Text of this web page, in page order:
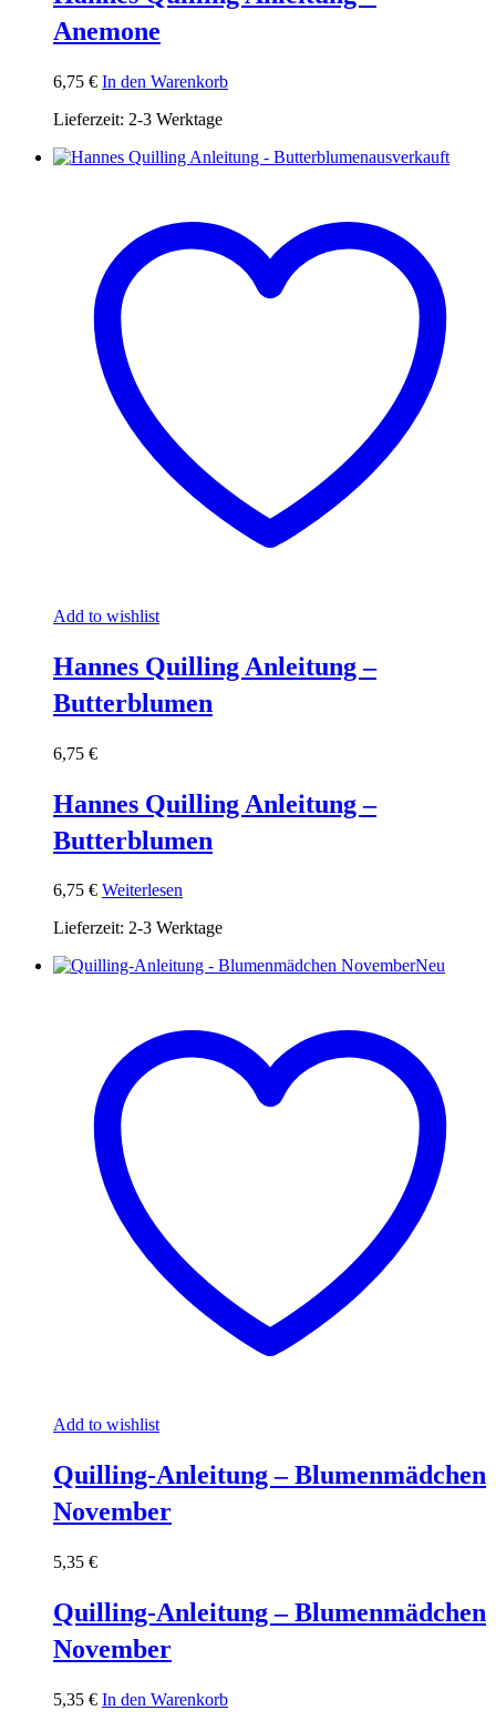
Anemone
6,75 € In den Warenkorb
Lieferzeit: 2-3 Werktage
ausverkauft
Add to wishlist
Hannes Quilling Anleitung –
Butterblumen
6,75 €
Hannes Quilling Anleitung –
Butterblumen
6,75 € Weiterlesen
Lieferzeit: 2-3 Werktage
Neu
Add to wishlist
Quilling-Anleitung – Blumenmädchen
November
5,35 €
Quilling-Anleitung – Blumenmädchen
November
5,35 € In den Warenkorb